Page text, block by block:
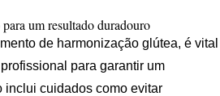
um resultado duradouro
de harmonização glútea, é vital
para garantir um
inclui cuidados como evitar